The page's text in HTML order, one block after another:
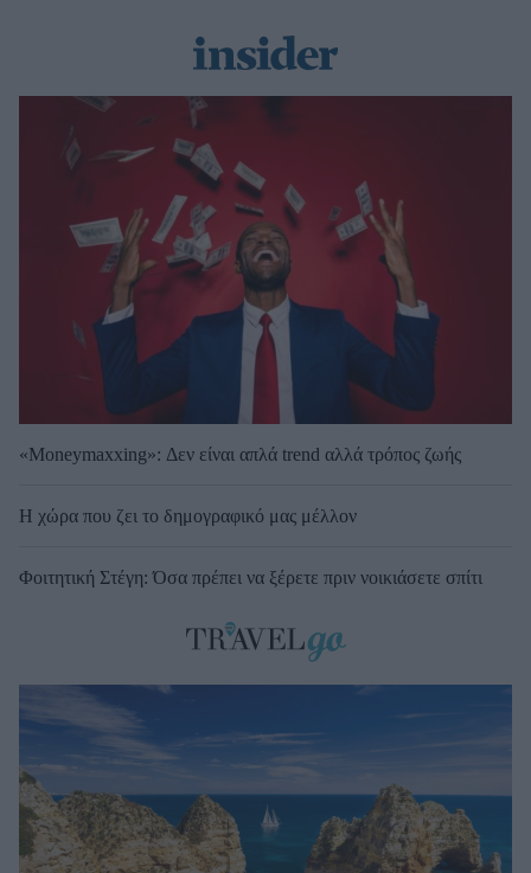
«Moneymaxxing»: Δεν είναι απλά trend αλλά τρόπος ζωής
Η χώρα που ζει το δημογραφικό μας μέλλον
Φοιτητική Στέγη: Όσα πρέπει να ξέρετε πριν νοικιάσετε σπίτι